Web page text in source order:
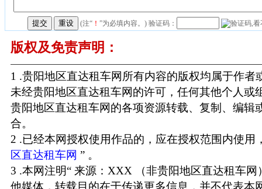
(注“ ！ ”为必填内容。) 验证码：
版权及免责声明：
1 .贵阳地区直达租车网所有内容的版权均属于作者
未经贵阳地区直达租车网的许可，任何其他个人或
贵阳地区直达租车网的各项资源转载、复制、编辑
合。
2 .已经本网授权使用作品的，应在授权范围内使用
区直达租车网 ” 。
3 .本网注明“ 来源：XXX （非贵阳地区直达租车网
他媒体，转载目的在于传递更多信息，并不代表本